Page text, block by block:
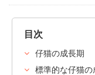
目次
仔猫の成長期
標準的な仔猫の